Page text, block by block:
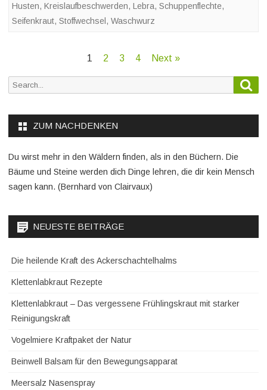
Husten, Kreislaufbeschwerden, Lebra, Schuppenflechte,
Seifenkraut, Stoffwechsel, Waschwurz
Beitragsnavigation
1 2 3 4 Next »
Search
for:
ZUM NACHDENKEN
Du wirst mehr in den Wäldern finden, als in den Büchern. Die
Bäume und Steine werden dich Dinge lehren, die dir kein Mensch
sagen kann. (Bernhard von Clairvaux)
NEUESTE BEITRÄGE
Die heilende Kraft des Ackerschachtelhalms
Klettenlabkraut Rezepte
Klettenlabkraut – Das vergessene Frühlingskraut mit starker
Reinigungskraft
Vogelmiere Kraftpaket der Natur
Beinwell Balsam für den Bewegungsapparat
Meersalz Nasenspray